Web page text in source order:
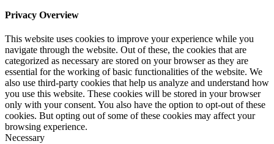
Privacy Overview
This website uses cookies to improve your experience while you
navigate through the website. Out of these, the cookies that are
categorized as necessary are stored on your browser as they are
essential for the working of basic functionalities of the website. We
also use third-party cookies that help us analyze and understand how
you use this website. These cookies will be stored in your browser
only with your consent. You also have the option to opt-out of these
cookies. But opting out of some of these cookies may affect your
browsing experience.
Necessary